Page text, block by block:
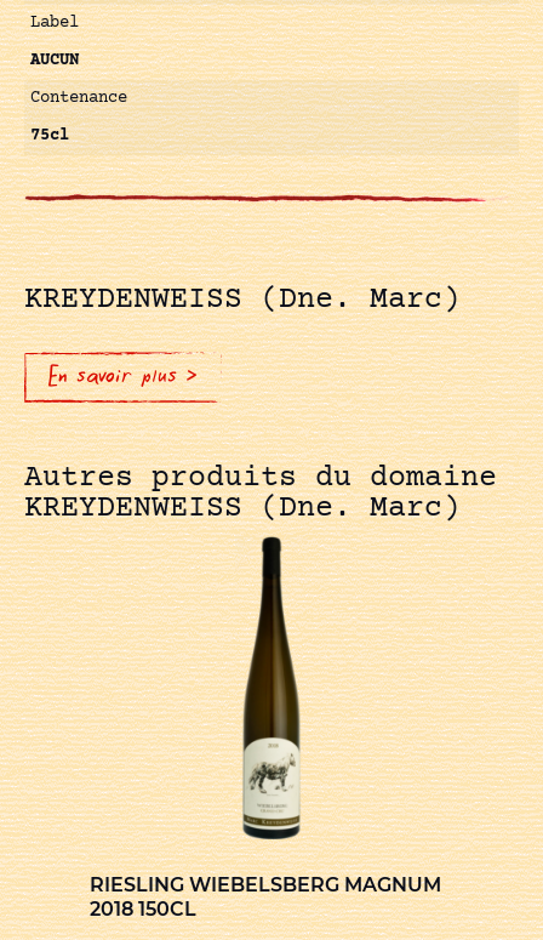
Label
AUCUN
Contenance
75cl
KREYDENWEISS (Dne. Marc)
En savoir plus >
Autres produits du domaine
KREYDENWEISS (Dne. Marc)
RIESLING WIEBELSBERG MAGNUM
2018 150CL